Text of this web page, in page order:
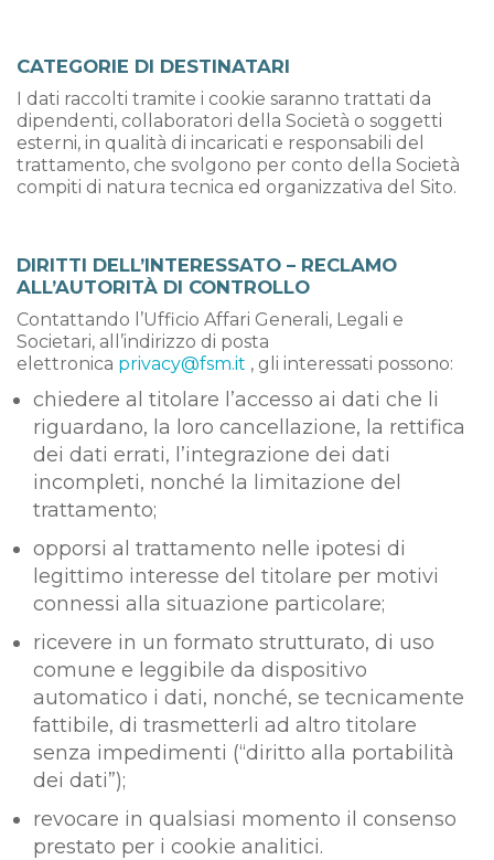
CATEGORIE DI DESTINATARI
I dati raccolti tramite i cookie saranno trattati da
dipendenti, collaboratori della Società o soggetti
esterni, in qualità di incaricati e responsabili del
trattamento, che svolgono per conto della Società
compiti di natura tecnica ed organizzativa del Sito.
DIRITTI DELL’INTERESSATO – RECLAMO
ALL’AUTORITÀ DI CONTROLLO
Contattando l’Ufficio Affari Generali, Legali e
Societari, all’indirizzo di posta
elettronica privacy@fsm.it , gli interessati possono:
chiedere al titolare l’accesso ai dati che li
riguardano, la loro cancellazione, la rettifica
dei dati errati, l’integrazione dei dati
incompleti, nonché la limitazione del
trattamento;
opporsi al trattamento nelle ipotesi di
legittimo interesse del titolare per motivi
connessi alla situazione particolare;
ricevere in un formato strutturato, di uso
comune e leggibile da dispositivo
automatico i dati, nonché, se tecnicamente
fattibile, di trasmetterli ad altro titolare
senza impedimenti (“diritto alla portabilità
dei dati”);
revocare in qualsiasi momento il consenso
prestato per i cookie analitici.